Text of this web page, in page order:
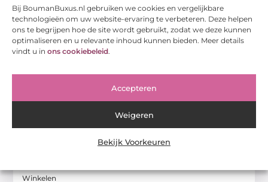
Bij BoumanBuxus.nl gebruiken we cookies en vergelijkbare
technologieën om uw website-ervaring te verbeteren. Deze helpen
ons te begrijpen hoe de site wordt gebruikt, zodat we deze kunnen
optimaliseren en u relevante inhoud kunnen bieden. Meer details
vindt u in ons cookiebeleid.
Accepteren
Weigeren
Bekijk Voorkeuren
WINKELEN
(Zorgaanbieder) biedt professionele zorg aan huis, gericht
Winkelen